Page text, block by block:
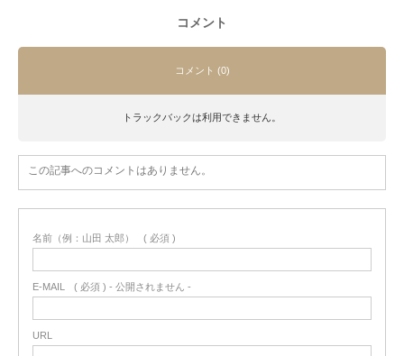
コメント
コメント (0)
トラックバックは利用できません。
この記事へのコメントはありません。
名前（例：山田 太郎） ( 必須 )
E-MAIL ( 必須 ) - 公開されません -
URL